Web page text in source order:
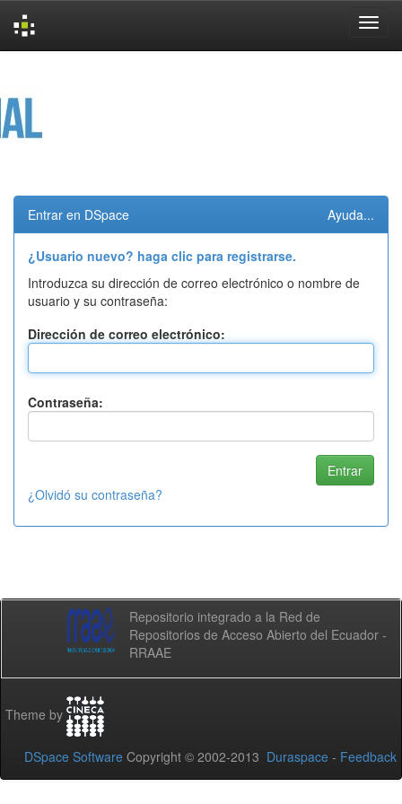
Entrar en DSpace Ayuda...
¿Usuario nuevo? haga clic para registrarse.
Introduzca su dirección de correo electrónico o nombre de
usuario y su contraseña:
Dirección de correo electrónico:
Contraseña:
¿Olvidó su contraseña?
Repositorio integrado a la Red de
Repositorios de Acceso Abierto del Ecuador -
RRAAE
Theme by
DSpace Software Copyright © 2002-2013 Duraspace - Feedback